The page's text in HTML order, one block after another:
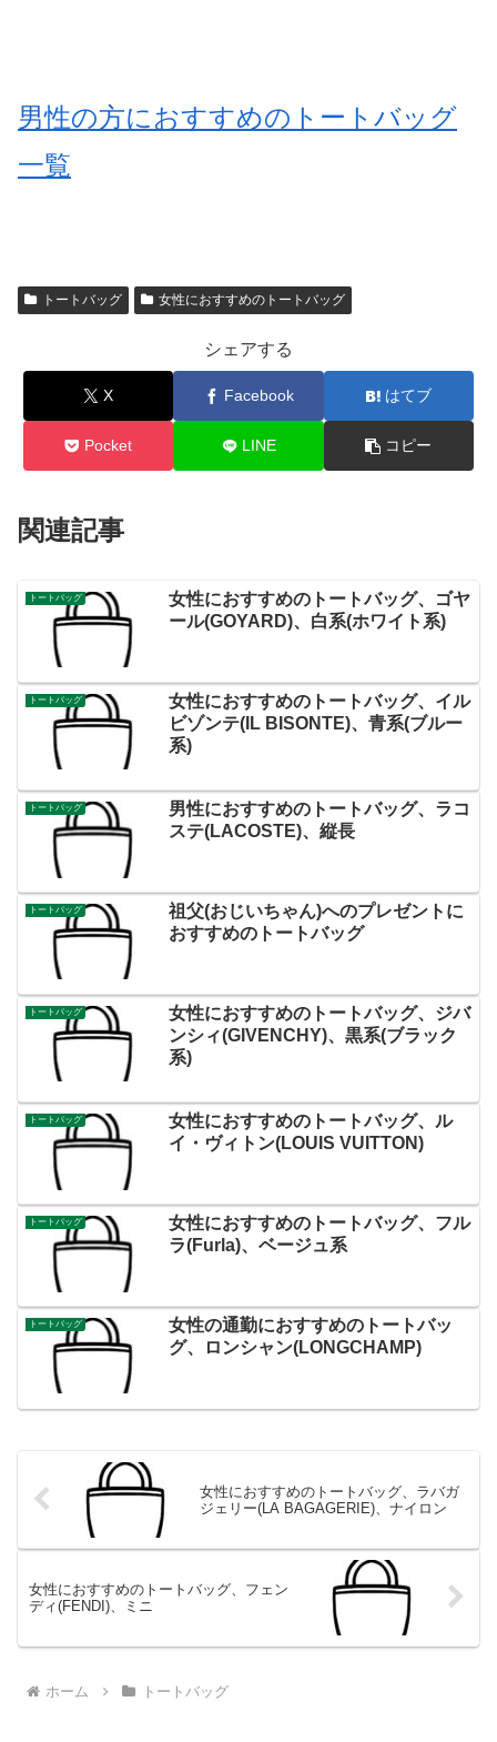
男性の方におすすめのトートバッグ
一覧
トートバッグ 女性におすすめのトートバッグ
シェアする
X Facebook はてブ
Pocket LINE コピー
関連記事
トートバッグ
女性におすすめのトートバッグ、ゴヤ
ール(GOYARD)、白系(ホワイト系)
トートバッグ
女性におすすめのトートバッグ、イル
ビゾンテ(IL BISONTE)、青系(ブルー
系)
トートバッグ
男性におすすめのトートバッグ、ラコ
ステ(LACOSTE)、縦長
トートバッグ
祖父(おじいちゃん)へのプレゼントに
おすすめのトートバッグ
トートバッグ
女性におすすめのトートバッグ、ジバ
ンシィ(GIVENCHY)、黒系(ブラック
系)
トートバッグ
女性におすすめのトートバッグ、ル
イ・ヴィトン(LOUIS VUITTON)
トートバッグ
女性におすすめのトートバッグ、フル
ラ(Furla)、ベージュ系
トートバッグ
女性の通勤におすすめのトートバッ
グ、ロンシャン(LONGCHAMP)
女性におすすめのトートバッグ、ラバガ
ジェリー(LA BAGAGERIE)、ナイロン
女性におすすめのトートバッグ、フェン
ディ(FENDI)、ミニ
ホーム トートバッグ